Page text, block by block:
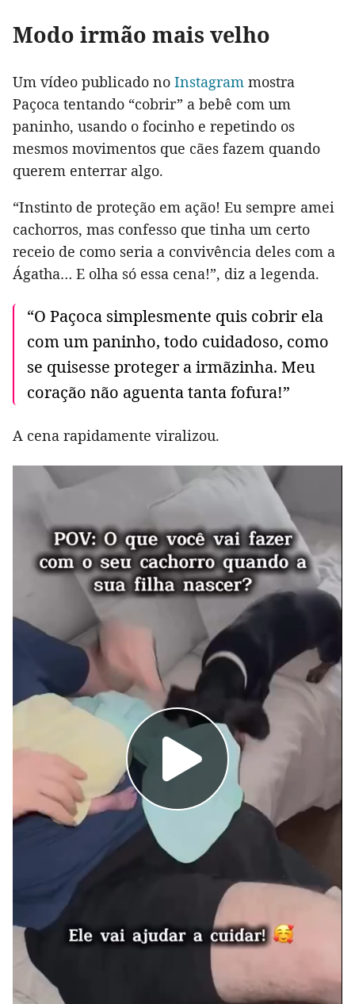
Modo irmão mais velho
Um vídeo publicado no Instagram mostra
Paçoca tentando “cobrir” a bebê com um
paninho, usando o focinho e repetindo os
mesmos movimentos que cães fazem quando
querem enterrar algo.
“Instinto de proteção em ação! Eu sempre amei
cachorros, mas confesso que tinha um certo
receio de como seria a convivência deles com a
Ágatha… E olha só essa cena!”, diz a legenda.
“O Paçoca simplesmente quis cobrir ela
com um paninho, todo cuidadoso, como
se quisesse proteger a irmãzinha. Meu
coração não aguenta tanta fofura!”
A cena rapidamente viralizou.